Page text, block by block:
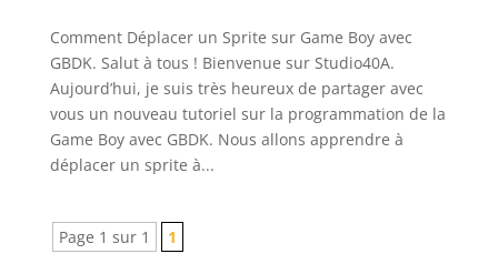
Comment Déplacer un Sprite sur Game Boy avec
GBDK. Salut à tous ! Bienvenue sur Studio40A.
Aujourd’hui, je suis très heureux de partager avec
vous un nouveau tutoriel sur la programmation de la
Game Boy avec GBDK. Nous allons apprendre à
déplacer un sprite à...
Page 1 sur 1 1